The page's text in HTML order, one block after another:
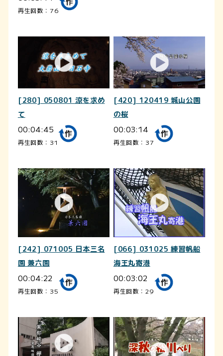
再生回数：76
[280] 050801 涼を求め
て
00:04:45
再生回数：31
[420] 120419 城山公園
の桜
00:03:14
再生回数：37
[242] 071005 日本三名
園 兼六園
00:04:22
再生回数：35
[066] 031025 練習帆船
海王丸寄港
00:03:02
再生回数：29